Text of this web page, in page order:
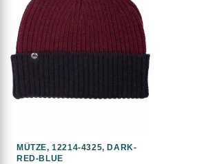
MÜTZE, 12214-4325, DARK-
RED-BLUE